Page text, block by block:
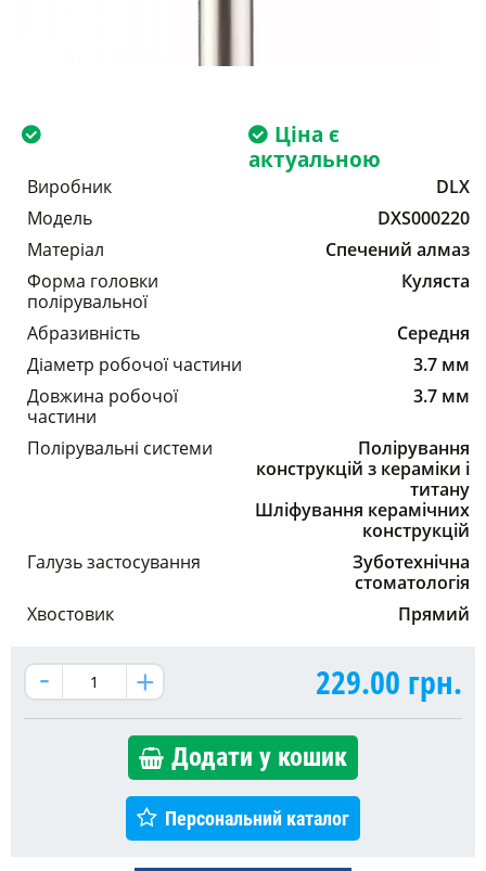
Ціна є
актуальною
Виробник
DLX
Модель
DXS000220
Матеріал
Спечений алмаз
Форма головки
полірувальної
Куляста
Абразивність
Середня
Діаметр робочої частини
3.7 мм
Довжина робочої
частини
3.7 мм
Полірувальні системи
Полірування
конструкцій з кераміки і
титану
Шліфування керамічних
конструкцій
Галузь застосування
Зуботехнічна
стоматологія
Хвостовик
Прямий
229.00 грн.
Додати у кошик
Персональний каталог